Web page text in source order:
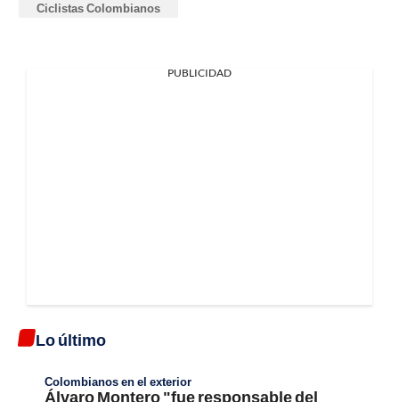
Ciclistas Colombianos
PUBLICIDAD
Lo último
Colombianos en el exterior
Álvaro Montero "fue responsable del